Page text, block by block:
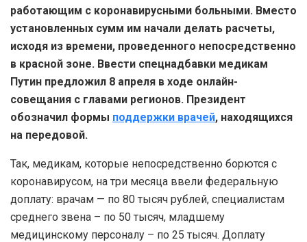
работающим с коронавирусными больными. Вместо
установленных сумм им начали делать расчеты,
исходя из времени, проведенного непосредственно
в красной зоне. Ввести спецнадбавки медикам
Путин предложил 8 апреля в ходе онлайн-
совещания с главами регионов. Президент
обозначил формы поддержки врачей, находящихся
на передовой.
Так, медикам, которые непосредственно борются с
коронавирусом, на три месяца ввели федеральную
доплату: врачам — по 80 тысяч рублей, специалистам
среднего звена – по 50 тысяч, младшему
медицинскому персоналу – по 25 тысяч. Доплату